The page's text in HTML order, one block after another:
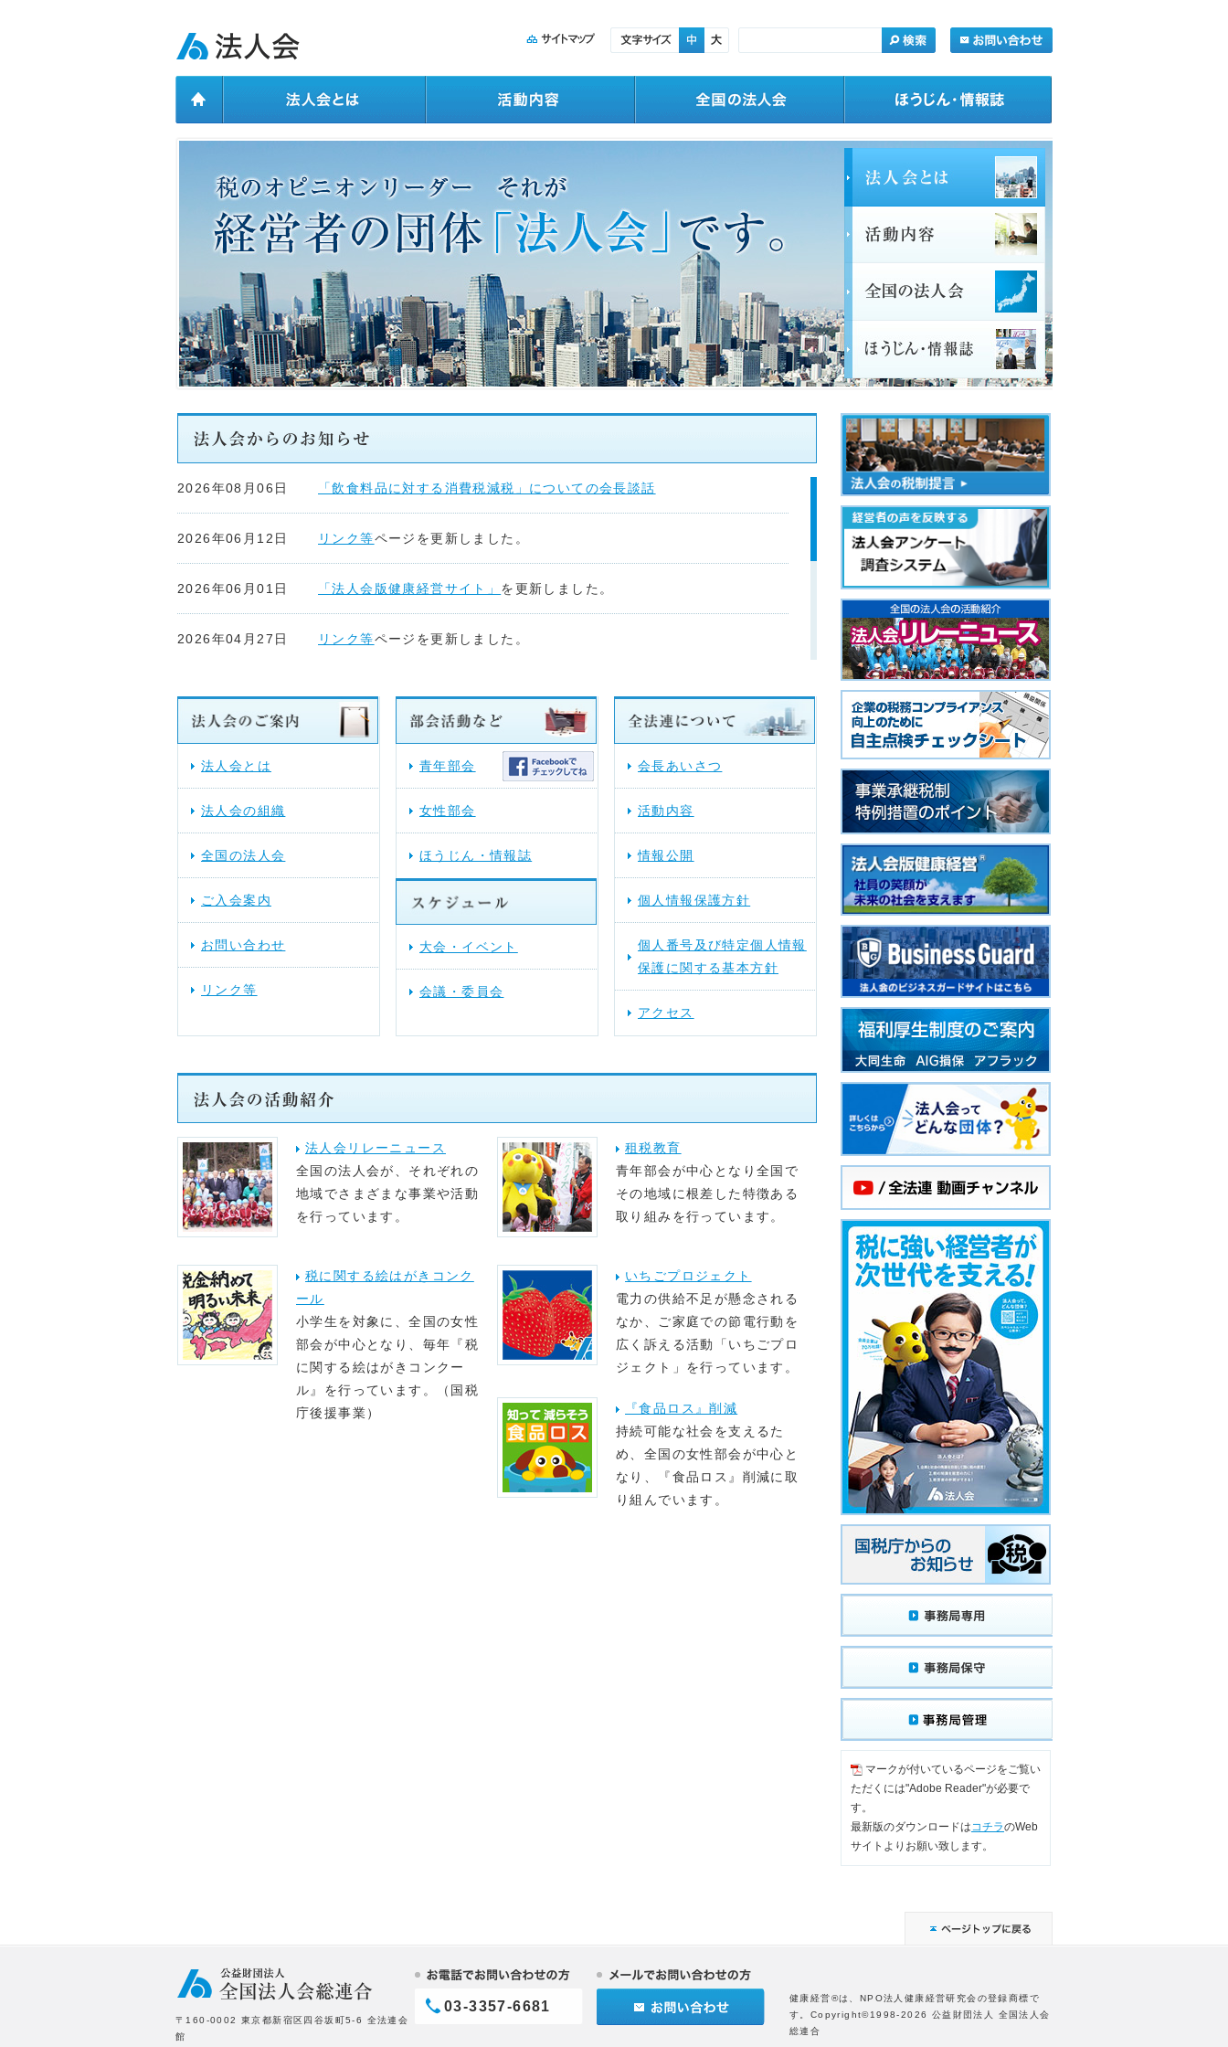
2026年08月06日 「飲食料品に対する消費税減税」についての会長談話
2026年06月12日 リンク等ページを更新しました。
2026年06月01日 「法人会版健康経営サイト」 を更新しました。
2026年04月27日 リンク等ページを更新しました。
リンク等
2026年04月15日 リンク等ページ「関係省庁」に地方税共同機構からのお知らせを掲載しま
2026年03月17日 を更新しました。
提言活動（行動する法人会）を更新しました。
法人会とは
法人会の組織
全国の法人会
ご入会案内
お問い合わせ
リンク等
青年部会
女性部会
ほうじん・情報誌
大会・イベント
会議・委員会
会長あいさつ
活動内容
情報公開
個人情報保護方針
個人番号及び特定個人情報
保護に関する基本方針
アクセス
法人会リレーニュース
全国の法人会が、それぞれの
地域でさまざまな事業や活動
を行っています。
租税教育
青年部会が中心となり全国で
その地域に根差した特徴ある
取り組みを行っています。
税に関する絵はがきコンク
ール
小学生を対象に、全国の女性
部会が中心となり、毎年『税
に関する絵はがきコンクー
ル』を行っています。（国税
庁後援事業）
いちごプロジェクト
電力の供給不足が懸念される
なか、ご家庭での節電行動を
広く訴える活動「いちごプロ
ジェクト」を行っています。
『食品ロス』削減
持続可能な社会を支えるた
め、全国の女性部会が中心と
なり、『食品ロス』削減に取
り組んでいます。
マークが付いているページをご覧い
ただくには"Adobe Reader"が必要で
す。
最新版のダウンロードは コチラのWeb
サイトよりお願い致します。
〒160-0002 東京都新宿区四谷坂町5-6 全法連会
館
03-3357-6681
健康経営®は、NPO法人健康経営研究会の登録商標で
す。Copyright©1998-2026 公益財団法人 全国法人会
総連合